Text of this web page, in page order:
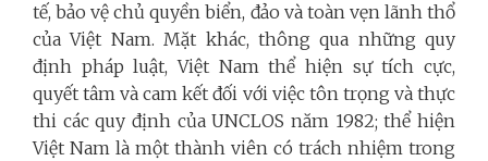
tế, bảo vệ chủ quyền biển, đảo và toàn vẹn lãnh thổ
của Việt Nam. Mặt khác, thông qua những quy
định pháp luật, Việt Nam thể hiện sự tích cực,
quyết tâm và cam kết đối với việc tôn trọng và thực
thi các quy định của UNCLOS năm 1982; thể hiện
Việt Nam là một thành viên có trách nhiệm trong